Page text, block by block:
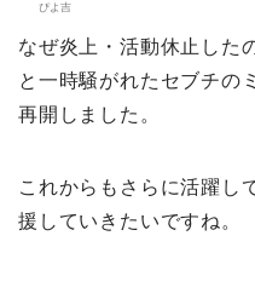
ぴよ吉
なぜ炎上・活動休止した
と一時騒がれたセブチの
再開しました。
これからもさらに活躍し
援していきたいですね。